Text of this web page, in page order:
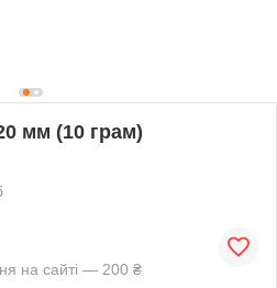
мм (10 грам)
на сайті — 200 ₴